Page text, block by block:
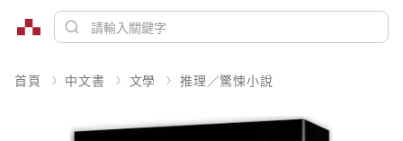
首頁 中文書 文學 推理／驚悚小說